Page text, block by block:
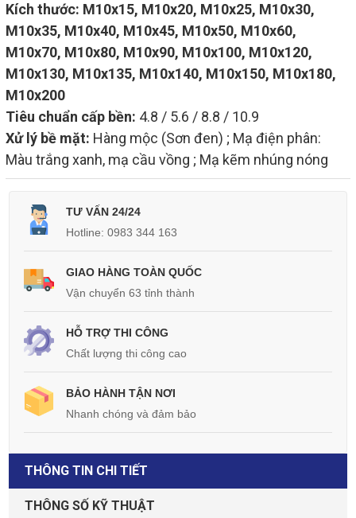
Kích thước: M10x15, M10x20, M10x25, M10x30,
M10x35, M10x40, M10x45, M10x50, M10x60,
M10x70, M10x80, M10x90, M10x100, M10x120,
M10x130, M10x135, M10x140, M10x150, M10x180,
M10x200
Tiêu chuẩn cấp bền: 4.8 / 5.6 / 8.8 / 10.9
Xử lý bề mặt: Hàng mộc (Sơn đen) ; Mạ điện phân:
Màu trắng xanh, mạ cầu vồng ; Mạ kẽm nhúng nóng
TƯ VẤN 24/24
Hotline: 0983 344 163
GIAO HÀNG TOÀN QUỐC
Vận chuyển 63 tỉnh thành
HỖ TRỢ THI CÔNG
Chất lượng thi công cao
BẢO HÀNH TẬN NƠI
Nhanh chóng và đảm bảo
THÔNG TIN CHI TIẾT
THÔNG SỐ KỸ THUẬT